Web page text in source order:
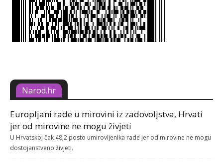
Narod.hr
Europljani rade u mirovini iz zadovoljstva, Hrvati
jer od mirovine ne mogu živjeti
U Hrvatskoj čak 48,2 posto umirovljenika rade jer od mirovine ne mogu
dostojanstveno živjeti.